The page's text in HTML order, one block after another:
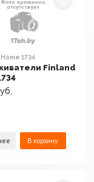
Home 1734
Finland
В корзину